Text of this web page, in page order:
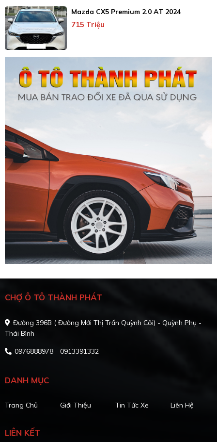
Mazda CX5 Premium 2.0 AT 2024
715 Triệu
CHỢ Ô TÔ THÀNH PHÁT
Đường 396B ( Đường Mới Thị Trấn Quỳnh Côi) - Quỳnh Phụ -
Thái Bình
0976888978 - 0913391332
DANH MỤC
Trang Chủ Giới Thiệu Tin Tức Xe Liên Hệ
LIÊN KẾT